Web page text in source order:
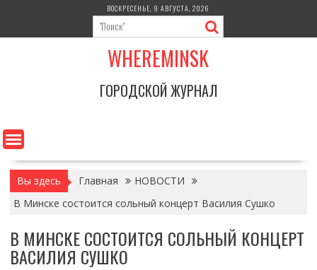
содержимому
ВОСКРЕСЕНЬЕ, 9 АВГУСТА, 2026
WHEREMINSK
ГОРОДСКОЙ ЖУРНАЛ
Вы здесь Главная
НОВОСТИ
В Минске состоится сольный концерт Василия Сушко
В МИНСКЕ СОСТОИТСЯ СОЛЬНЫЙ КОНЦЕРТ
ВАСИЛИЯ СУШКО